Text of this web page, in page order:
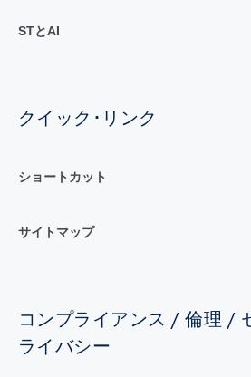
STとAI
クイック･リンク
ショートカット
サイトマップ
コンプライアンス / 倫理 /
ライバシー